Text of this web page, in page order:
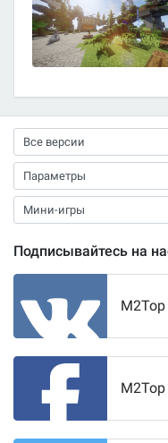
Подписывайтесь на
M2Top